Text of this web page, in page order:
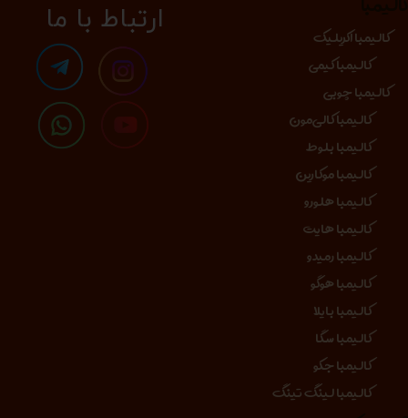
​​​ارتباط با ما
کالیمبا اکریلیک
کالیمبا کیمی
کالیمبا چوبی
کالیمبا کالی‌مون
کالیمبا بلوط
کالیمبا موکارین
کالیمبا هلورو
کالیمبا هایت
کالیمبا رمیدو
کالیمبا هوگو
کالیمبا بایلا
کالیمبا سگا
کالیمبا جکو
کالیمبا لینگ تینگ